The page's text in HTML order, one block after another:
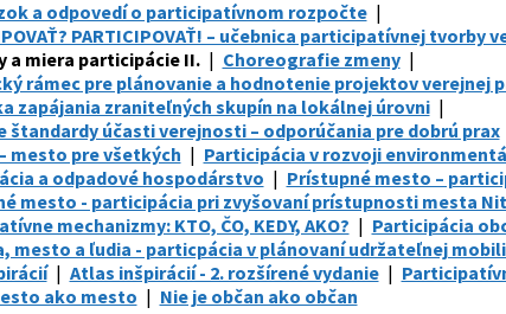
a odpovedí o participatívnom rozpočte
PARTICIPOVAŤ! – učebnica participatívnej tvorby
a miera participácie II.
Choreografie zmeny
rámec pre plánovanie a hodnotenie projektov verejnej
zapájania zraniteľných skupín na lokálnej úrovni
štandardy účasti verejnosti – odporúčania pre dobrú prax
mesto pre všetkých
Participácia v rozvoji
a odpadové hospodárstvo
Prístupné mesto –
mesto - participácia pri zvyšovaní prístupnosti mesta
mechanizmy: KTO, ČO, KEDY, AKO?
Participácia
mesto a ľudia - particpácia v plánovaní udržateľnej
Atlas inšpirácií - 2. rozšírené vydanie
ako mesto
Nie je občan ako občan